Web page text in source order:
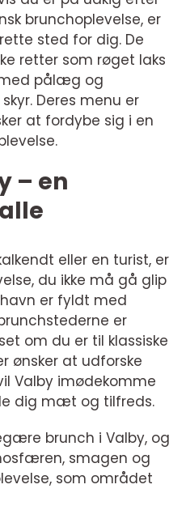
brunchoplevelse, er
sted for dig. De
retter som røget laks
pålæg og
Deres menu er
at fordybe sig i en
– en
eller en turist, er
du ikke må gå glip
er fyldt med
er
om du er til klassiske
ønsker at udforske
Valby imødekomme
dig mæt og tilfreds.
brunch i Valby, og
smagen og
som området